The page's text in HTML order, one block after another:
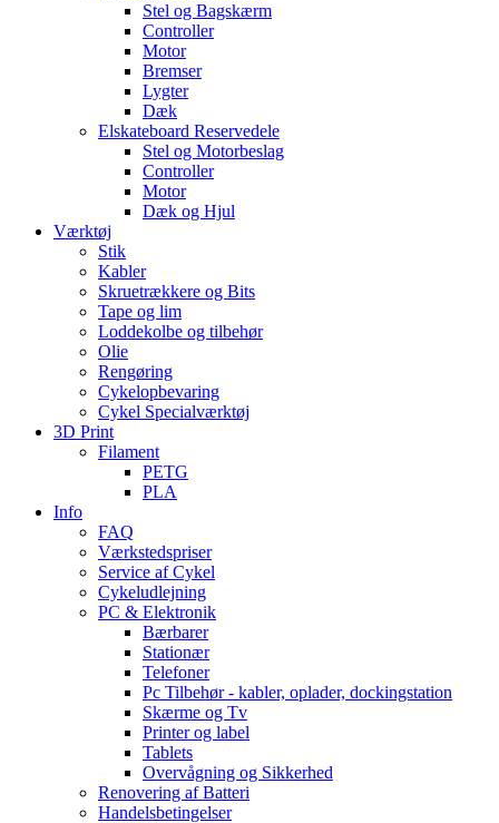
Stel og Bagskærm
Controller
Motor
Bremser
Lygter
Dæk
Elskateboard Reservedele
Stel og Motorbeslag
Controller
Motor
Dæk og Hjul
Værktøj
Stik
Kabler
Skruetrækkere og Bits
Tape og lim
Loddekolbe og tilbehør
Olie
Rengøring
Cykelopbevaring
Cykel Specialværktøj
3D Print
Filament
PETG
PLA
Info
FAQ
Værkstedspriser
Service af Cykel
Cykeludlejning
PC & Elektronik
Bærbarer
Stationær
Telefoner
Pc Tilbehør - kabler, oplader, dockingstation
Skærme og Tv
Printer og label
Tablets
Overvågning og Sikkerhed
Renovering af Batteri
Handelsbetingelser